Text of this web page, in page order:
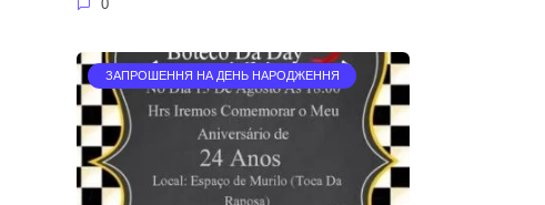
0
ЗАПРОШЕННЯ НА ДЕНЬ НАРОДЖЕННЯ